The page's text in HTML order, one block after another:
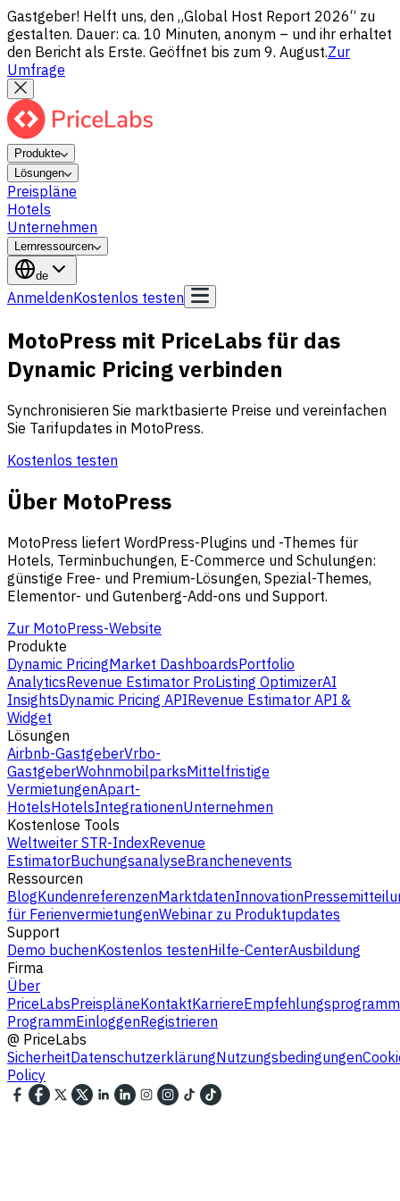
Gastgeber! Helft uns, den „Global Host Report 2026“ zu
gestalten. Dauer: ca. 10 Minuten, anonym – und ihr erhaltet
den Bericht als Erste. Geöffnet bis zum 9. August.Zur
Umfrage
Produkte
Lösungen
Preispläne
Hotels
Unternehmen
Lernressourcen
de
AnmeldenKostenlos testen
MotoPress mit PriceLabs für das
Dynamic Pricing verbinden
Synchronisieren Sie marktbasierte Preise und vereinfachen
Sie Tarifupdates in MotoPress.
Kostenlos testen
Über MotoPress
MotoPress liefert WordPress-Plugins und -Themes für
Hotels, Terminbuchungen, E-Commerce und Schulungen:
günstige Free- und Premium-Lösungen, Spezial-Themes,
Elementor- und Gutenberg-Add-ons und Support.
Zur MotoPress-Website
Produkte
Dynamic PricingMarket DashboardsPortfolio
AnalyticsRevenue Estimator ProListing OptimizerAI
InsightsDynamic Pricing APIRevenue Estimator API &
Widget
Lösungen
Airbnb-GastgeberVrbo-
GastgeberWohnmobilparksMittelfristige
VermietungenApart-
HotelsHotelsIntegrationenUnternehmen
Kostenlose Tools
Weltweiter STR-IndexRevenue
EstimatorBuchungsanalyseBranchenevents
Ressourcen
BlogKundenreferenzenMarktdatenInnovation
für FerienvermietungenWebinar zu Produktupdates
Support
Demo buchenKostenlos testenHilfe-CenterAusbildung
Firma
Über
PriceLabsPreispläneKontaktKarriereEmpfehlungsprogramm
ProgrammEinloggenRegistrieren
@ PriceLabs
SicherheitDatenschutzerklärungNutzungsbedingungen
Policy